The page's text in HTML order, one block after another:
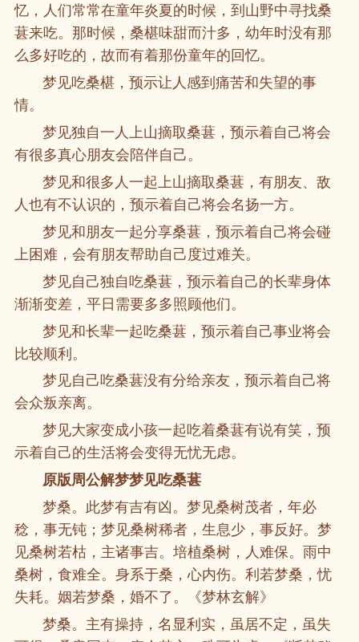
忆，人们常常在童年炎夏的时候，到山野中寻找桑
葚来吃。那时候，桑椹味甜而汁多，幼年时没有那
么多好吃的，故而有着那份童年的回忆。
梦见吃桑椹，预示让人感到痛苦和失望的事
情。
梦见独自一人上山摘取桑葚，预示着自己将会
有很多真心朋友会陪伴自己。
梦见和很多人一起上山摘取桑葚，有朋友、敌
人也有不认识的，预示着自己将会名扬一方。
梦见和朋友一起分享桑葚，预示着自己将会碰
上困难，会有朋友帮助自己度过难关。
梦见自己独自吃桑葚，预示着自己的长辈身体
渐渐变差，平日需要多多照顾他们。
梦见和长辈一起吃桑葚，预示着自己事业将会
比较顺利。
梦见自己吃桑葚没有分给亲友，预示着自己将
会众叛亲离。
梦见大家变成小孩一起吃着桑葚有说有笑，预
示着自己的生活将会变得无忧无虑。
原版周公解梦梦见吃桑葚
梦桑。此梦有吉有凶。梦见桑树茂者，年必
稔，事无钝；梦见桑树稀者，生息少，事反好。梦
见桑树若枯，主诸事吉。培植桑树，人难保。雨中
桑树，食难全。身系于桑，心内伤。利若梦桑，忧
失耗。姻若梦桑，婚不了。《梦林玄解》
梦桑。主有操持，名显利实，虽居不定，虽失